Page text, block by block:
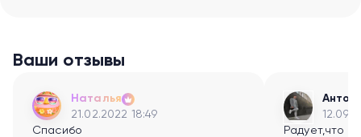
Ваши отзывы
Наталья
21.02.2022 18:49
Спасибо
Антон
Радует,что